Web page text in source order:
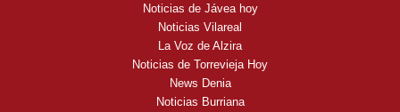
Noticias de Jávea hoy
Noticias Vilareal
La Voz de Alzira
Noticias de Torrevieja Hoy
News Denia
Noticias Burriana